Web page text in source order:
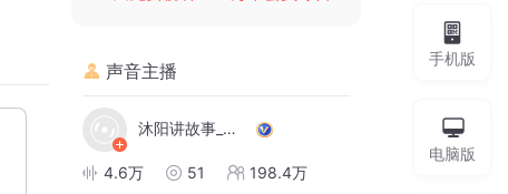
声音主播
沐阳讲故事_有声之年
4.6万 51 198.4万
手机版
电脑版